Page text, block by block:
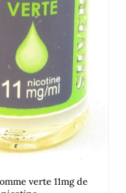
verte 11mg de